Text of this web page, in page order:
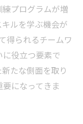
プログラムが増
ルを学ぶ機会が
得られるチームワ
役立つ要素で
たな側面を取り
になってきま